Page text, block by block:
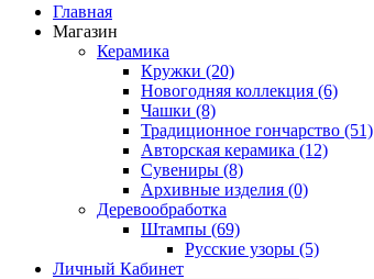
Главная
Магазин
Керамика
Кружки (20)
Новогодняя коллекция (6)
Чашки (8)
Традиционное гончарство (51)
Авторская керамика (12)
Сувениры (8)
Архивные изделия (0)
Деревообработка
Штампы (69)
Русские узоры (5)
Личный Кабинет